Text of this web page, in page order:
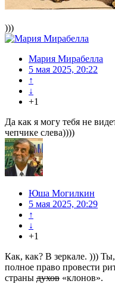
)))
Мария Мирабелла
5 мая 2025, 20:22
↑
↓
+1
Да как я могу тебя не
чепчике слева))))
Юша Могилкин
5 мая 2025, 20:29
↑
↓
+1
Как, как? В зеркале. )))
полное право провести
страны духов «клонов».